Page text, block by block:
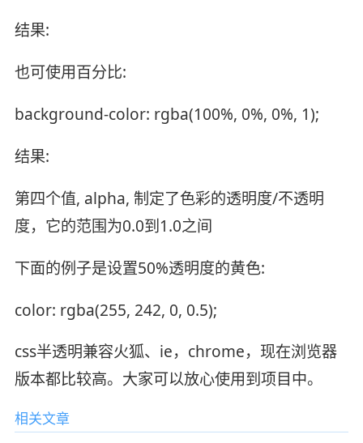
结果:
也可使用百分比:
background-color: rgba(100%, 0%, 0%, 1);
结果:
第四个值, alpha, 制定了色彩的透明度/不透明
度，它的范围为0.0到1.0之间
下面的例子是设置50%透明度的黄色:
color: rgba(255, 242, 0, 0.5);
css半透明兼容火狐、ie，chrome，现在浏览器
版本都比较高。大家可以放心使用到项目中。
相关文章